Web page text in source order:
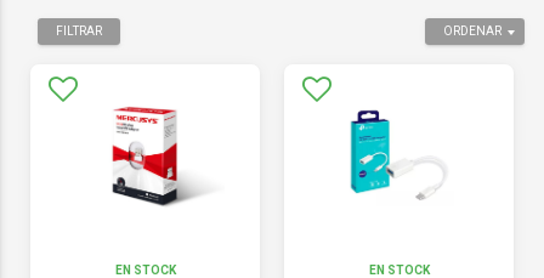
ORDENAR
FILTRAR
EN STOCK EN STOCK